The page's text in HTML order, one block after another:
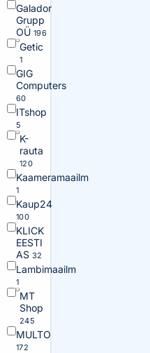
Galador
Grupp
OÜ 196
Getic
1
GIG
Computers
60
ITshop
5
K-
rauta
120
Kaameramaailm
1
Kaup24
100
KLICK
EESTI
AS 32
Lambimaailm
1
MT
Shop
245
MULTO
172